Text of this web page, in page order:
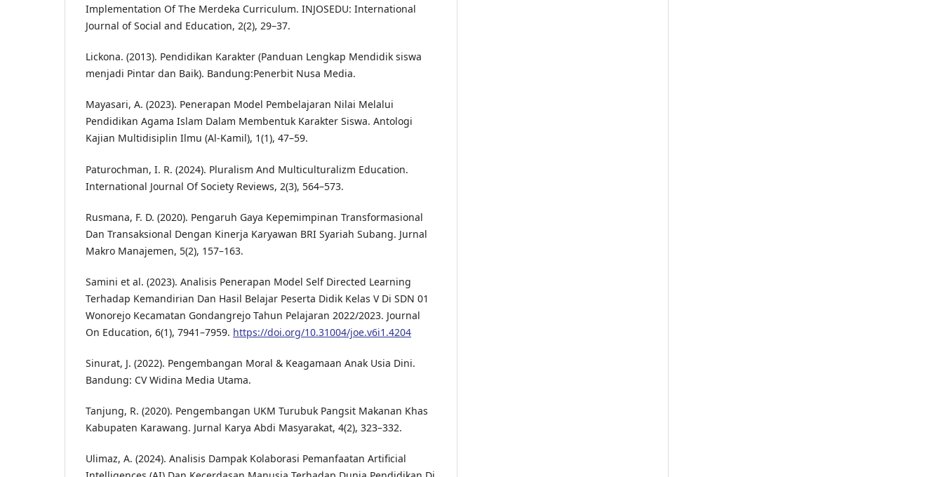
Implementation Of The Merdeka Curriculum. INJOSEDU: International
Journal of Social and Education, 2(2), 29–37.
Lickona. (2013). Pendidikan Karakter (Panduan Lengkap Mendidik siswa
menjadi Pintar dan Baik). Bandung:Penerbit Nusa Media.
Mayasari, A. (2023). Penerapan Model Pembelajaran Nilai Melalui
Pendidikan Agama Islam Dalam Membentuk Karakter Siswa. Antologi
Kajian Multidisiplin Ilmu (Al-Kamil), 1(1), 47–59.
Paturochman, I. R. (2024). Pluralism And Multiculturalizm Education.
International Journal Of Society Reviews, 2(3), 564–573.
Rusmana, F. D. (2020). Pengaruh Gaya Kepemimpinan Transformasional
Dan Transaksional Dengan Kinerja Karyawan BRI Syariah Subang. Jurnal
Makro Manajemen, 5(2), 157–163.
Samini et al. (2023). Analisis Penerapan Model Self Directed Learning
Terhadap Kemandirian Dan Hasil Belajar Peserta Didik Kelas V Di SDN 01
Wonorejo Kecamatan Gondangrejo Tahun Pelajaran 2022/2023. Journal
On Education, 6(1), 7941–7959. https://doi.org/10.31004/joe.v6i1.4204
Sinurat, J. (2022). Pengembangan Moral & Keagamaan Anak Usia Dini.
Bandung: CV Widina Media Utama.
Tanjung, R. (2020). Pengembangan UKM Turubuk Pangsit Makanan Khas
Kabupaten Karawang. Jurnal Karya Abdi Masyarakat, 4(2), 323–332.
Ulimaz, A. (2024). Analisis Dampak Kolaborasi Pemanfaatan Artificial